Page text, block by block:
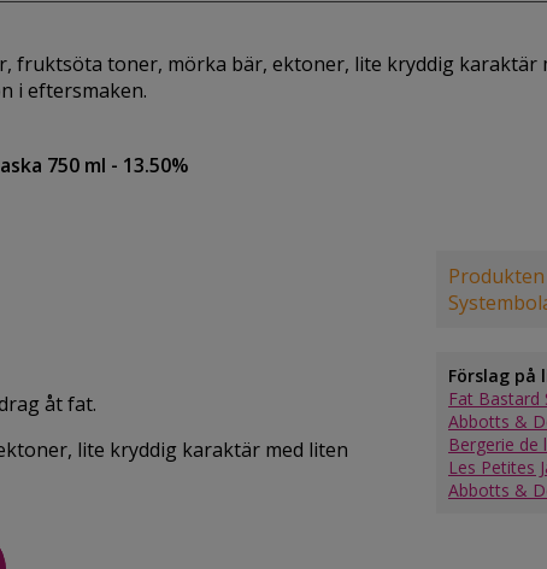
fruktsöta toner, mörka bär, ektoner, lite kryddig karaktär
i eftersmaken.
750 ml - 13.50%
Förslag på
Fat Bastard
Abbotts &
Bergerie de
Les Petites
Abbotts &
åt fat.
lite kryddig karaktär med liten